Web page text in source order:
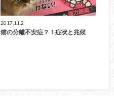
2017.11.2
猫の分離不安症？！症状と兆候